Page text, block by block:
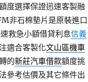
度選擇保證迅速客製融
非石棉墊片是原裝進口
救急小額借貸利息信義
適合客製化文山區機車
的新莊汽車借款額度挑
參考估價及其它條件出